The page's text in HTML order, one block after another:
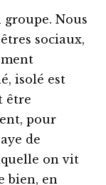
Nous
sociaux,
isolé est
être
pour
de
on vit
bien, en